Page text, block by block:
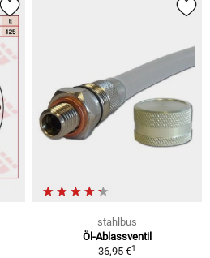
stahlbus
Öl-Ablassventil
36,95 €1